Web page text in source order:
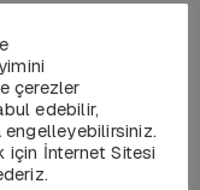
çerezler
edebilir,
engelleyebilirsiniz.
için İnternet Sitesi